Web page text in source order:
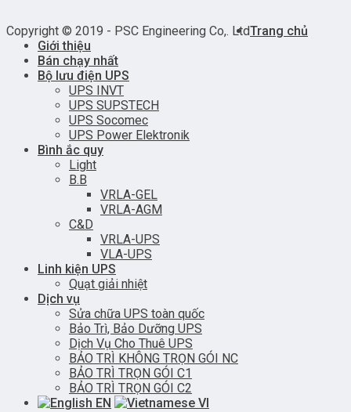
Copyright © 2019 - PSC Engineering Co,. LtdTrang chủ
Giới thiệu
Bán chạy nhất
Bộ lưu điện UPS
UPS INVT
UPS SUPSTECH
UPS Socomec
UPS Power Elektronik
Bình ắc quy
Light
B.B
VRLA-GEL
VRLA-AGM
C&D
VRLA-UPS
VLA-UPS
Linh kiện UPS
Quạt giải nhiệt
Dịch vụ
Sửa chữa UPS toàn quốc
Bảo Trì, Bảo Dưỡng UPS
Dịch Vụ Cho Thuê UPS
BẢO TRÌ KHÔNG TRỌN GÓI NC
BẢO TRÌ TRỌN GÓI C1
BẢO TRÌ TRỌN GÓI C2
EN
VI